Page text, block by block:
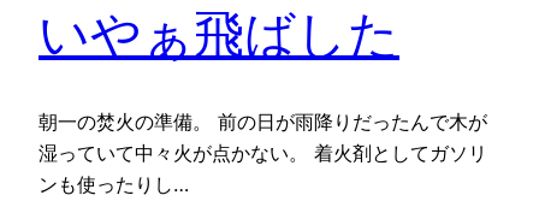
いやぁ飛ばした
朝一の焚火の準備。 前の日が雨降りだったんで木が
湿っていて中々火が点かない。 着火剤としてガソリ
ンも使ったりし…